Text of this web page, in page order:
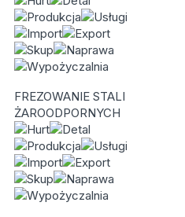
FREZOWANIE STALI
ŻAROODPORNYCH